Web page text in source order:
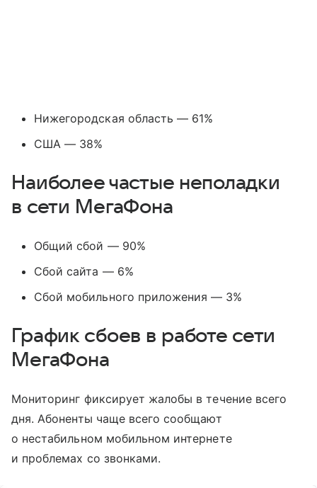
Нижегородская область — 61%
США — 38%
Наиболее частые неполадки
в сети МегаФона
Общий сбой — 90%
Сбой сайта — 6%
Сбой мобильного приложения — 3%
График сбоев в работе сети
МегаФона
Мониторинг фиксирует жалобы в течение всего
дня. Абоненты чаще всего сообщают
о нестабильном мобильном интернете
и проблемах со звонками.